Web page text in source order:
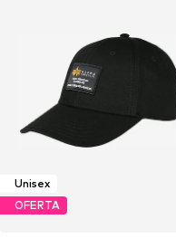
Unisex
OFERTA